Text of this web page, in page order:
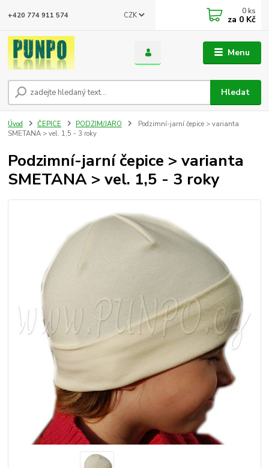
Menu
CZK
Hledat
+420 774 911 574 0 ks
za 0 Kč
Úvod ČEPICE PODZIM/JARO
Podzimní-jarní čepice > varianta
SMETANA > vel. 1,5 - 3 roky
Podzimní-jarní čepice > varianta
SMETANA > vel. 1,5 - 3 roky